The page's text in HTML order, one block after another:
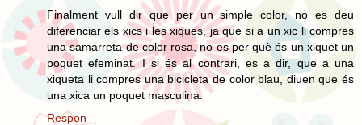
Finalment vull dir que per un simple color, no es deu
diferenciar els xics i les xiques, ja que si a un xic li compres
una samarreta de color rosa, no es per què és un xiquet un
poquet efeminat. I si és al contrari, es a dir, que a una
xiqueta li compres una bicicleta de color blau, diuen que és
una xica un poquet masculina.
Respon